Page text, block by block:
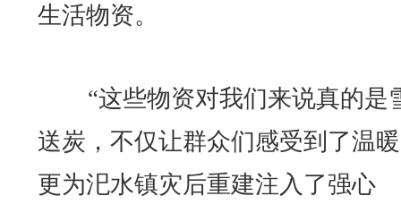
生活物资。
“这些物资对我们来说真的是
送炭，不仅让群众们感受到了温
更为汜水镇灾后重建注入了强心